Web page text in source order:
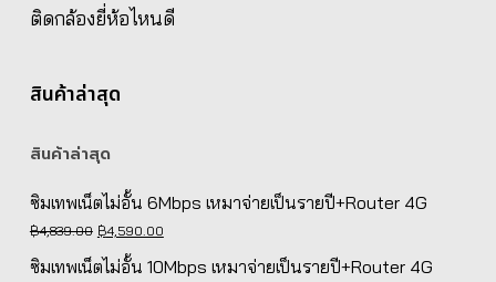
ติดกล้องยี่ห้อไหนดี
สินค้าล่าสุด
สินค้าล่าสุด
ซิมเทพเน็ตไม่อั้น 6Mbps เหมาจ่ายเป็นรายปี+Router 4G
฿4,839.00 Original
price
฿4,590.00Current
ซิมเทพเน็ตไม่อั้น 10Mbps เหมาจ่ายเป็นรายปี+Router 4G